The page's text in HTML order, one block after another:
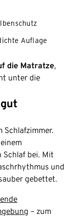
Auflage
die Matratze,
unter die
Schlafzimmer.
Schlaf bei. Mit
und
gebettet.
– zum